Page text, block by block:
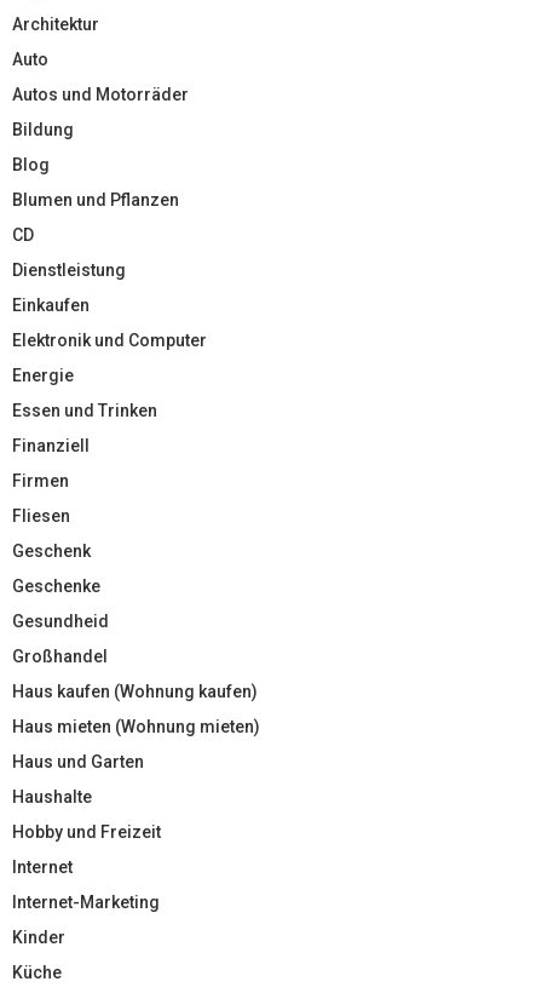
Architektur
Auto
Autos und Motorräder
Bildung
Blog
Blumen und Pflanzen
CD
Dienstleistung
Einkaufen
Elektronik und Computer
Energie
Essen und Trinken
Finanziell
Firmen
Fliesen
Geschenk
Geschenke
Gesundheid
Großhandel
Haus kaufen (Wohnung kaufen)
Haus mieten (Wohnung mieten)
Haus und Garten
Haushalte
Hobby und Freizeit
Internet
Internet-Marketing
Kinder
Küche